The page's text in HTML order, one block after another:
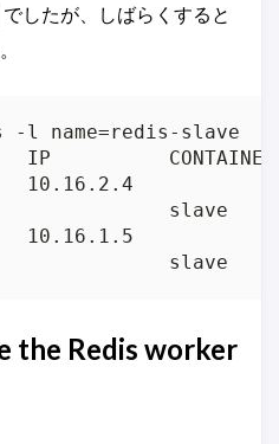
でしたが、しばらくすると
-l name=redis-slave
10.16.2.4
slave
10.16.1.5
slave
the Redis worker